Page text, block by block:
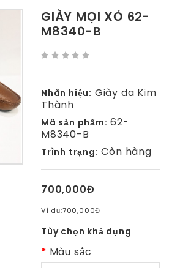
GIÀY MỌI XỎ 62-
M8340-B
Nhãn hiệu: Giày da Kim
Thành
Mã sản phẩm: 62-
M8340-B
Trình trạng: Còn hàng
700,000Đ
Ví dụ:700,000Đ
Tùy chọn khả dụng
Màu sắc